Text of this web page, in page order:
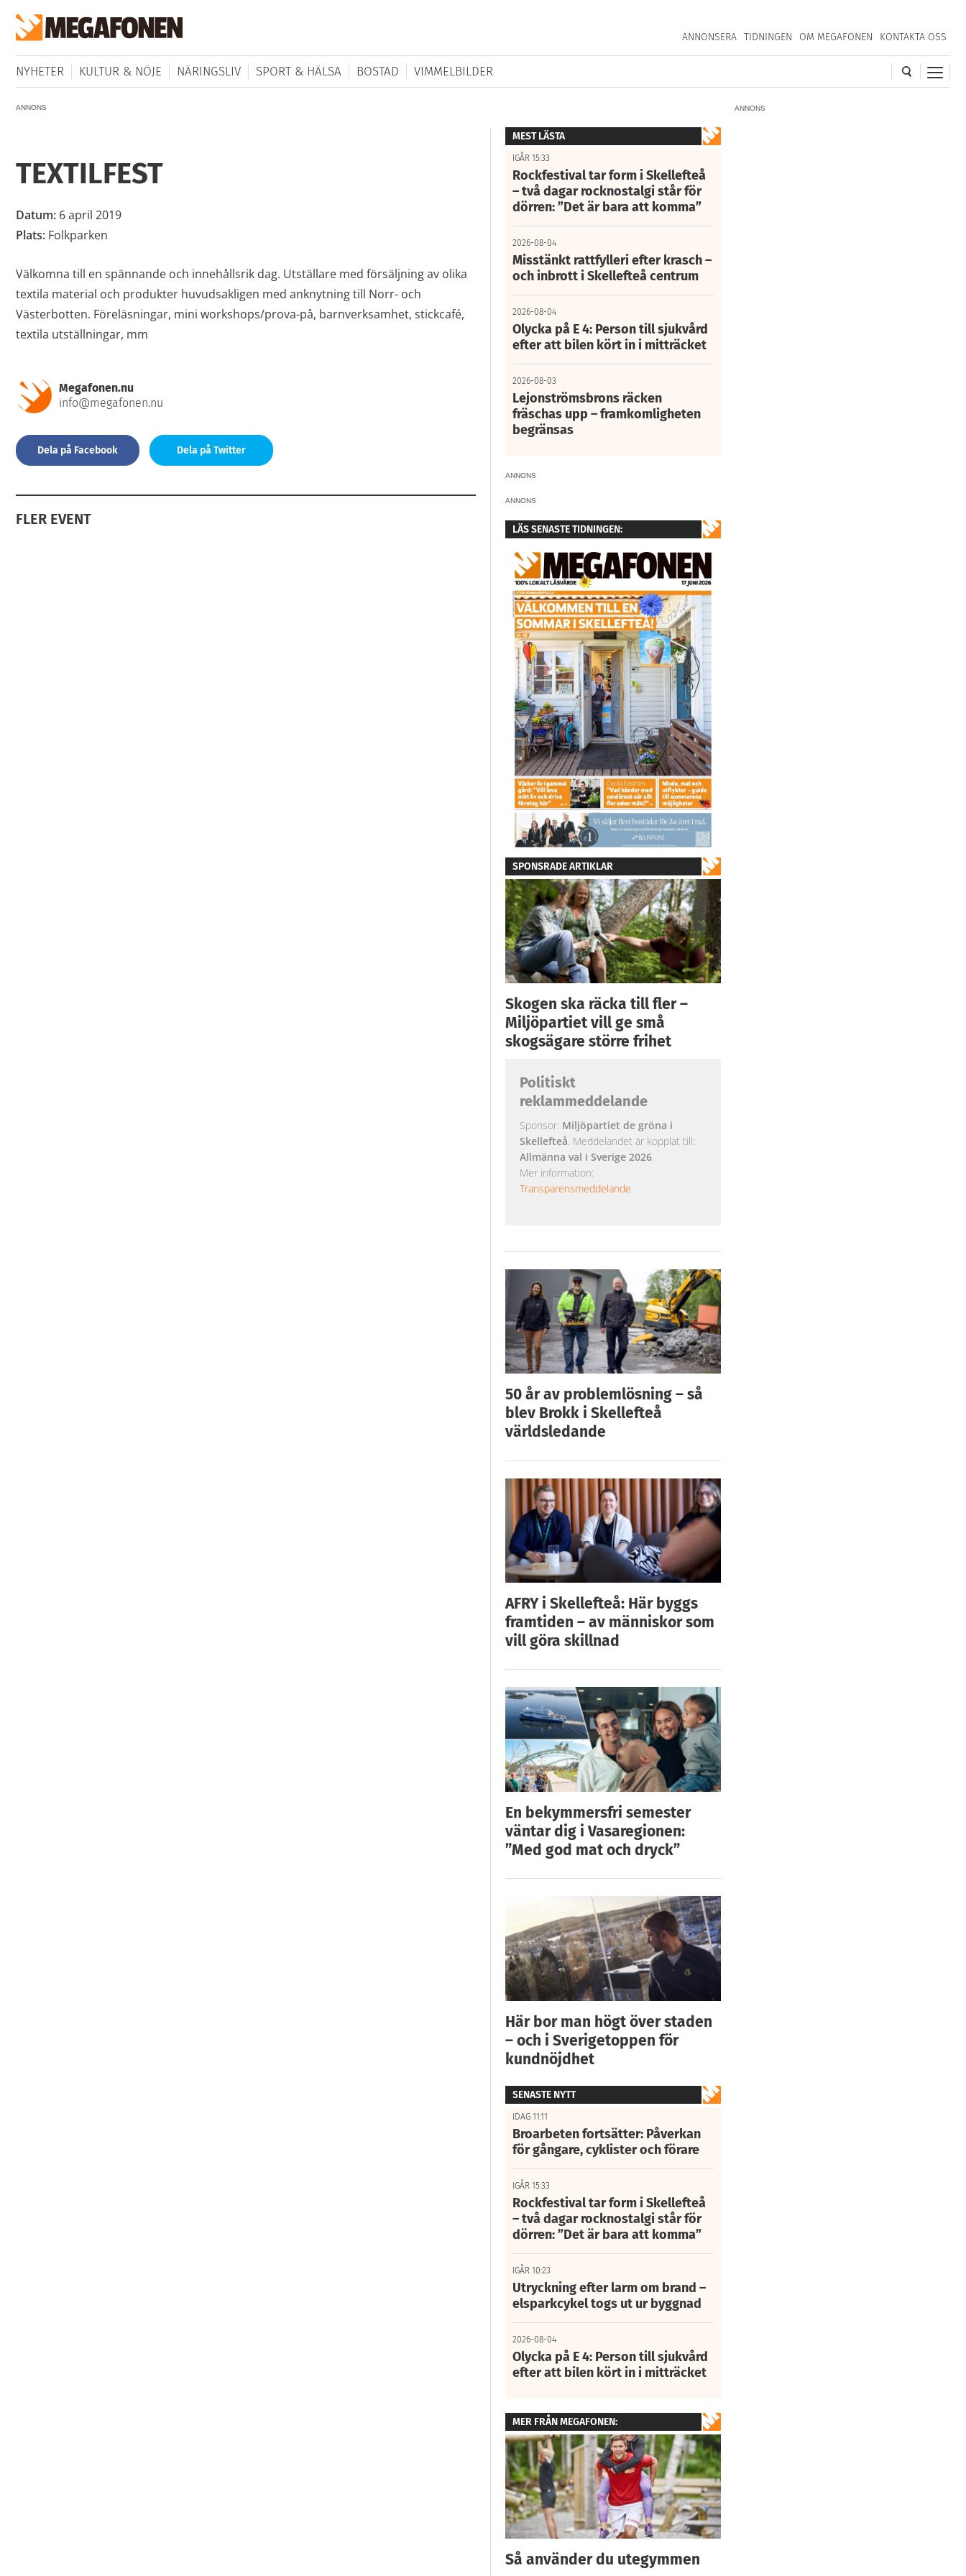
ANNONSERA TIDNINGEN OM MEGAFONEN KONTAKTA OSS
NYHETER KULTUR & NÖJE NÄRINGSLIV SPORT & HÄLSA BOSTAD VIMMELBILDER
ANNONS
ANNONS
TEXTILFEST
Datum:6 april 2019
Plats:Folkparken
Välkomna till en spännande och innehållsrik dag. Utställare med försäljning av olika
textila material och produkter huvudsakligen med anknytning till Norr- och
Västerbotten. Föreläsningar, mini workshops/prova-på, barnverksamhet, stickcafé,
textila utställningar, mm
Megafonen.nu
info@megafonen.nu
Dela på Facebook Dela på Twitter
FLER EVENT
MEST LÄSTA
IGÅR 15:33
Rockfestival tar form i Skellefteå
– två dagar rocknostalgi står för
dörren: ”Det är bara att komma”
2026-08-04
Misstänkt rattfylleri efter krasch –
och inbrott i Skellefteå centrum
2026-08-04
Olycka på E 4: Person till sjukvård
efter att bilen kört in i mitträcket
2026-08-03
Lejonströmsbrons räcken
fräschas upp – framkomligheten
begränsas
ANNONS
ANNONS
LÄS SENASTE TIDNINGEN:
SPONSRADE ARTIKLAR
Skogen ska räcka till fler –
Miljöpartiet vill ge små
skogsägare större frihet
Politiskt
reklammeddelande
Sponsor: Miljöpartiet de gröna i
Skellefteå. Meddelandet är kopplat till:
Allmänna val i Sverige 2026.
Mer information:
Transparensmeddelande.
50 år av problemlösning – så
blev Brokk i Skellefteå
världsledande
AFRY i Skellefteå: Här byggs
framtiden – av människor som
vill göra skillnad
En bekymmersfri semester
väntar dig i Vasaregionen:
”Med god mat och dryck”
Här bor man högt över staden
– och i Sverigetoppen för
kundnöjdhet
SENASTE NYTT
IDAG 11:11
Broarbeten fortsätter: Påverkan
för gångare, cyklister och förare
IGÅR 15:33
Rockfestival tar form i Skellefteå
– två dagar rocknostalgi står för
dörren: ”Det är bara att komma”
IGÅR 10:23
Utryckning efter larm om brand –
elsparkcykel togs ut ur byggnad
2026-08-04
Olycka på E 4: Person till sjukvård
efter att bilen kört in i mitträcket
MER FRÅN MEGAFONEN:
Så använder du utegymmen